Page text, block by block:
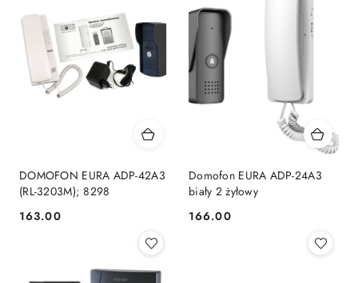
DOMOFON EURA ADP-42A3
(RL-3203M); 8298
Cena:
163.00
Domofon EURA ADP-24A3
biały 2 żyłowy
Cena:
166.00